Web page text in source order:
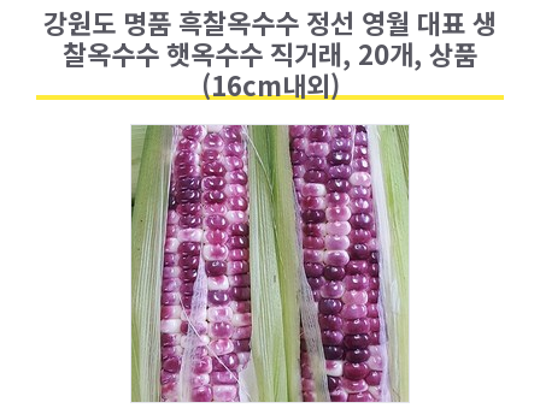
강원도 명품 흑찰옥수수 정선 영월 대표 생
찰옥수수 햇옥수수 직거래, 20개, 상품
(16cm내외)